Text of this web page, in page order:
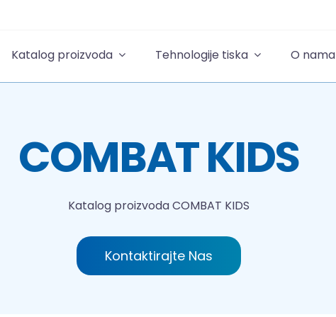
Katalog proizvoda Tehnologije tiska O nama
COMBAT KIDS
Katalog proizvodaCOMBAT KIDS
Kontaktirajte Nas